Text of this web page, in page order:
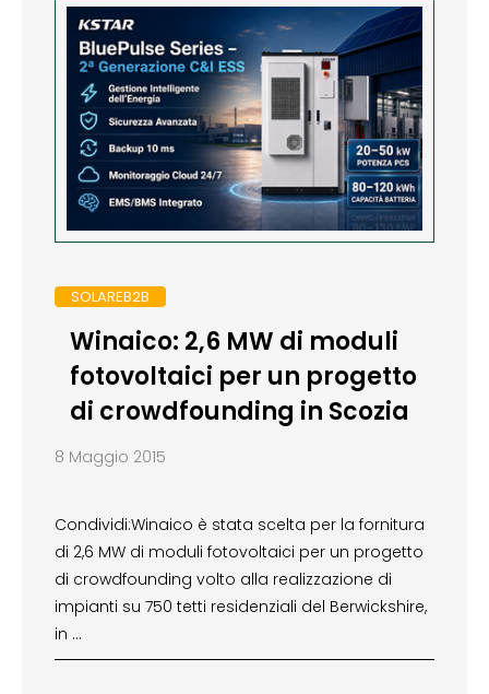
SOLAREB2B
Winaico: 2,6 MW di moduli
fotovoltaici per un progetto
di crowdfounding in Scozia
8 Maggio 2015
Condividi:Winaico è stata scelta per la fornitura
di 2,6 MW di moduli fotovoltaici per un progetto
di crowdfounding volto alla realizzazione di
impianti su 750 tetti residenziali del Berwickshire,
in …